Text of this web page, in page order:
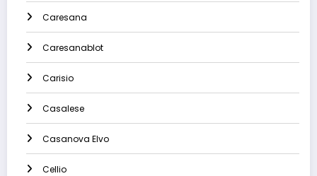
Caresana
Caresanablot
Carisio
Casalese
Casanova Elvo
Cellio